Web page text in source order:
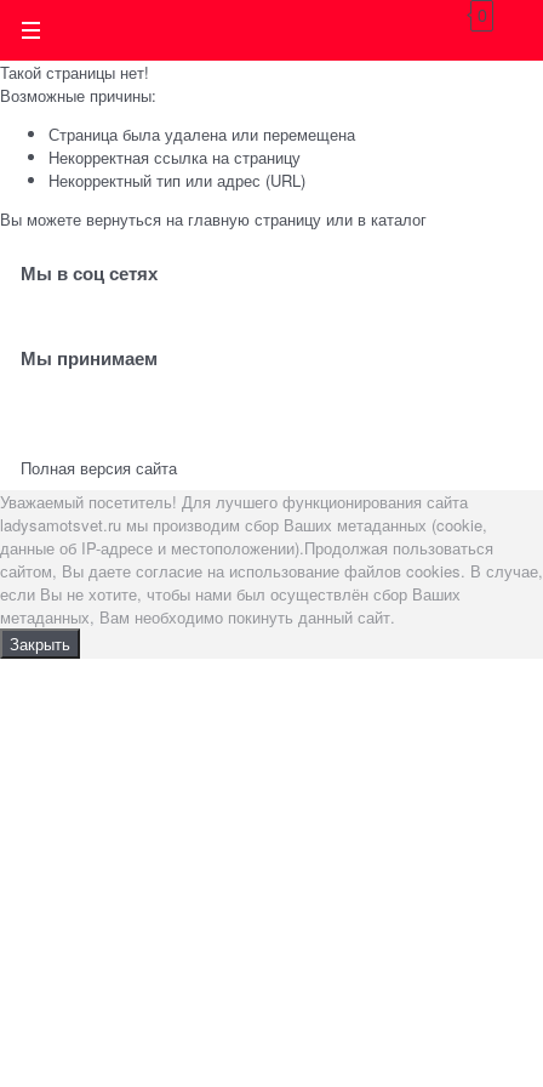
0
Такой страницы нет!
Возможные причины:
Страница была удалена или перемещена
Некорректная ссылка на страницу
Некорректный тип или адрес (URL)
Вы можете вернуться на главную страницу или в каталог
Мы в соц сетях
Мы принимаем
Полная версия сайта
Уважаемый посетитель! Для лучшего функционирования сайта
ladysamotsvet.ru мы производим сбор Ваших метаданных (cookie,
данные об IP-адресе и местоположении).Продолжая пользоваться
сайтом, Вы даете согласие на использование файлов cookies. В случае,
если Вы не хотите, чтобы нами был осуществлён сбор Ваших
метаданных, Вам необходимо покинуть данный сайт.
Закрыть